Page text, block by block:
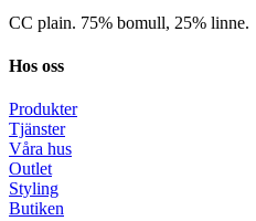
CC plain. 75% bomull, 25% linne.
Hos oss
Produkter
Tjänster
Våra hus
Outlet
Styling
Butiken